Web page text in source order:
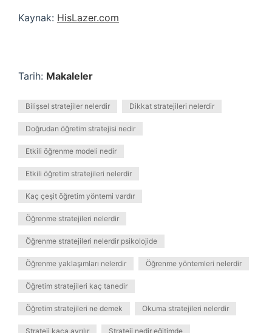
Kaynak: HisLazer.com
Tarih: Makaleler
Bilişsel stratejiler nelerdir Dikkat stratejileri nelerdir
Doğrudan öğretim stratejisi nedir
Etkili öğrenme modeli nedir
Etkili öğretim stratejileri nelerdir
Kaç çeşit öğretim yöntemi vardır
Öğrenme stratejileri nelerdir
Öğrenme stratejileri nelerdir psikolojide
Öğrenme yaklaşımları nelerdir Öğrenme yöntemleri nelerdir
Öğretim stratejileri kaç tanedir
Öğretim stratejileri ne demek Okuma stratejileri nelerdir
Strateji kaça ayrılır Strateji nedir eğitimde